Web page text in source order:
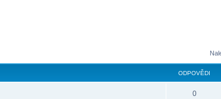
ODPOVĚDI
0